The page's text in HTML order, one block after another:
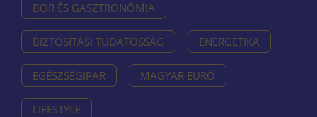
BOR ÉS GASZTRONÓMIA
BIZTOSÍTÁSI TUDATOSSÁG ENERGETIKA
EGÉSZSÉGIPAR MAGYAR EURÓ
LIFESTYLE